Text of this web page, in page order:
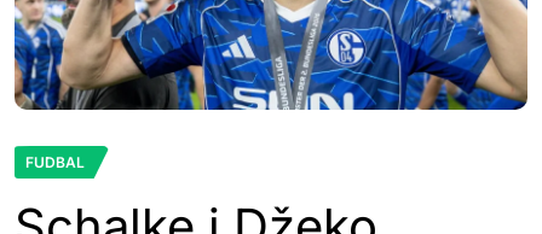
FUDBAL